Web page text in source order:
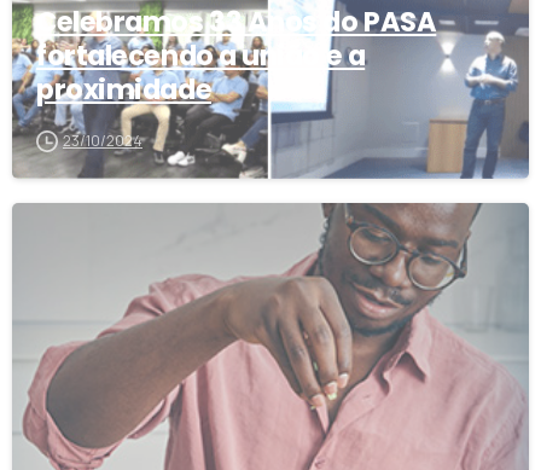
Celebramos 33 Anos do PASA
fortalecendo a união e a
proximidade
23/10/2024